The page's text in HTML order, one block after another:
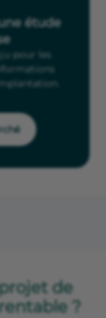
étude
pour les
de
?